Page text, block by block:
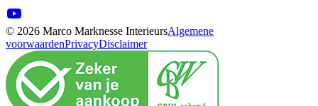
© 2026 Marco Marknesse InterieursAlgemene
voorwaardenPrivacyDisclaimer